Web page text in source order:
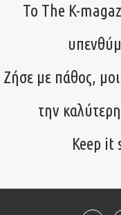
Το The K-
Ζήσε με πάθος,
την
Keep it